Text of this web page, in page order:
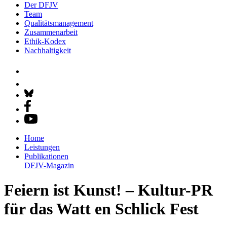
Der DFJV
Team
Qualitätsmanagement
Zusammenarbeit
Ethik-Kodex
Nachhaltigkeit
Home
Leistungen
Publikationen
DFJV-Magazin
Feiern ist Kunst! – Kultur-PR
für das Watt en Schlick Fest